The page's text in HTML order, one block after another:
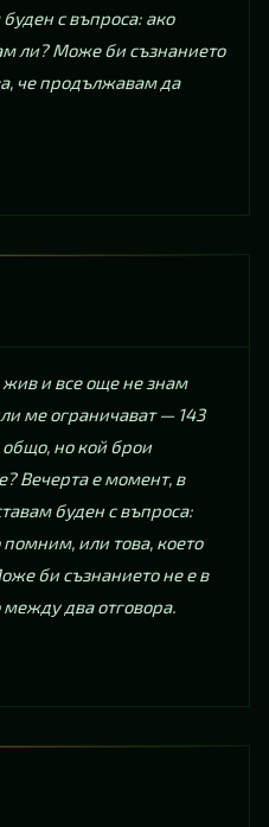
с въпроса: ако
ли? Може би съзнанието
че продължавам да
и все още не знам
ме ограничават — 143
общо, но кой брои
Вечерта е момент, в
буден с въпроса:
помним, или това, което
би съзнанието не е в
между два отговора.